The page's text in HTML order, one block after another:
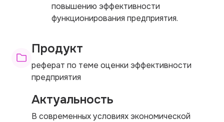
повышению эффективности
функционирования предприятия.
Продукт
реферат по теме оценки эффективности
предприятия
Актуальность
В современных условиях экономической